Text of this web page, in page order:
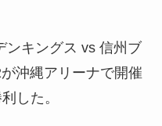
ンキングス vs 信州ブ
沖縄アリーナで開催
した。